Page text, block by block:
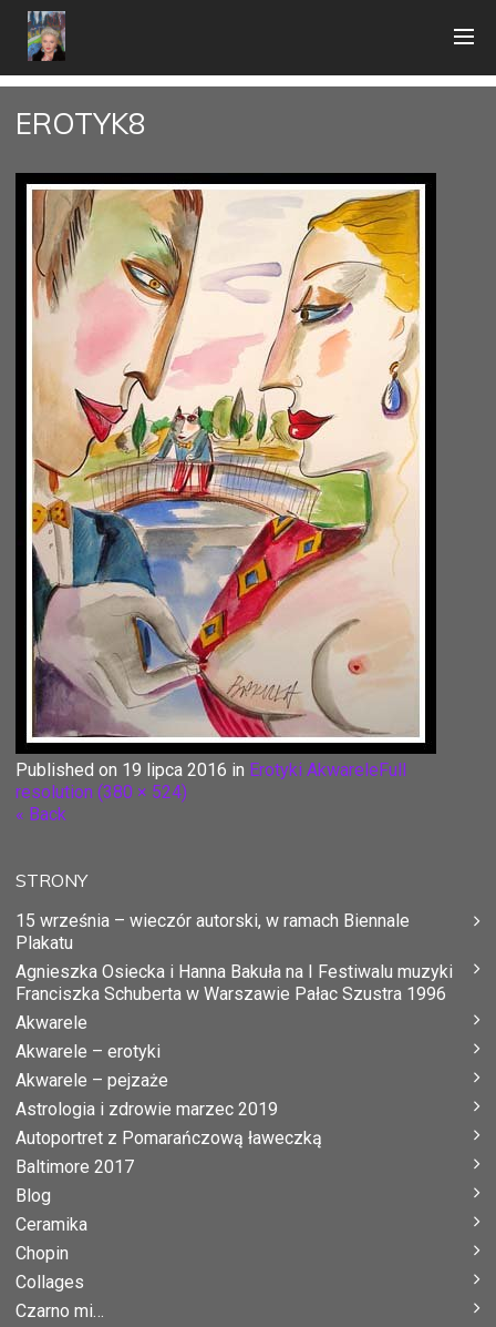
EROTYK8
Published on 19 lipca 2016 in Erotyki AkwareleFull
resolution (380 × 524)
« Back
STRONY
15 września – wieczór autorski, w ramach Biennale
Plakatu
Agnieszka Osiecka i Hanna Bakuła na I Festiwalu muzyki
Franciszka Schuberta w Warszawie Pałac Szustra 1996
Akwarele
Akwarele – erotyki
Akwarele – pejzaże
Astrologia i zdrowie marzec 2019
Autoportret z Pomarańczową ławeczką
Baltimore 2017
Blog
Ceramika
Chopin
Collages
Czarno mi…